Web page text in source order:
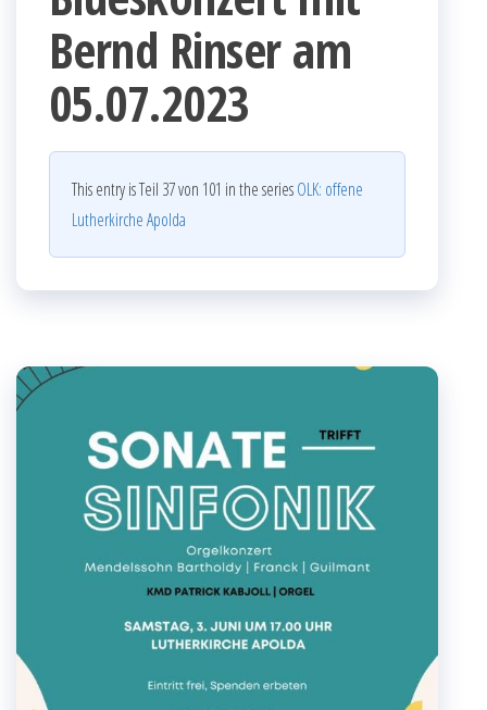
Bernd Rinser am
05.07.2023
This entry is Teil 37 von 101 in the seriesOLK: offene
Lutherkirche Apolda